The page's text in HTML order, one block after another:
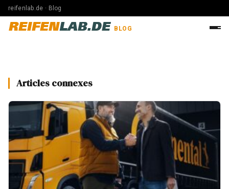
reifenlab.de · Blog
REIFENLAB.DE BLOG
Articles connexes